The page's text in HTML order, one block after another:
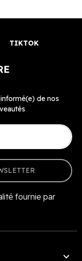
TIKTOK
de nos
fournie par
